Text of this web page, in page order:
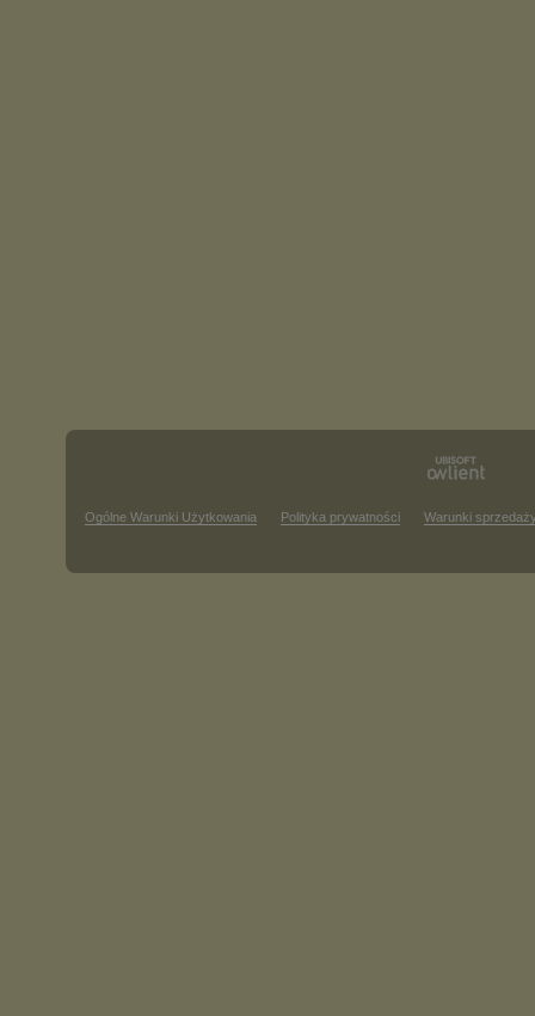
Ogólne Warunki Użytkowania Polityka prywatności Warunki